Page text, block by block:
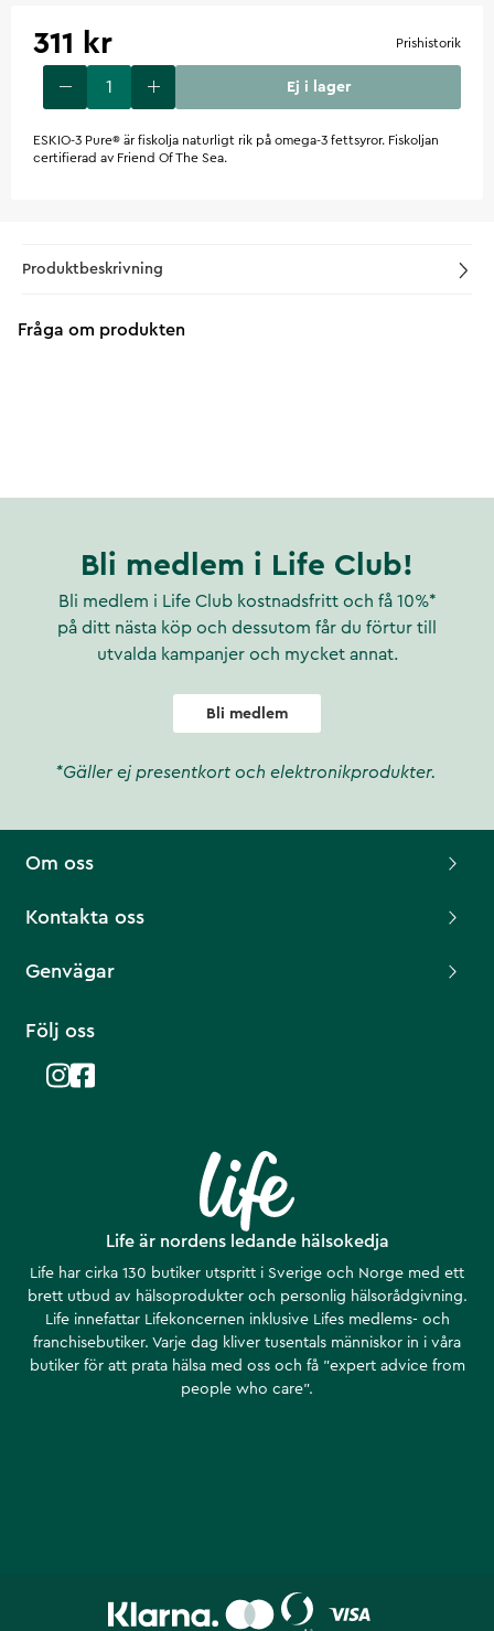
311 kr Prishistorik
Ej i lager
ESKIO-3 Pure® är fiskolja naturligt rik på omega-3 fettsyror. Fiskoljan
certifierad av Friend Of The Sea.
Produktbeskrivning
Fråga om produkten
Bli medlem i Life Club!
Bli medlem i Life Club kostnadsfritt och få 10%*
på ditt nästa köp och dessutom får du förtur till
utvalda kampanjer och mycket annat.
Bli medlem
*Gäller ej presentkort och elektronikprodukter.
Life är nordens ledande hälsokedja
Life har cirka 130 butiker utspritt i Sverige och Norge med ett
brett utbud av hälsoprodukter och personlig hälsorådgivning.
Life innefattar Lifekoncernen inklusive Lifes medlems- och
franchisebutiker. Varje dag kliver tusentals människor in i våra
butiker för att prata hälsa med oss och få ”expert advice from
people who care”.
Om oss
Kontakta oss
Genvägar
Följ oss